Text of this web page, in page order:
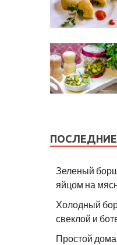
Зеленый
яйцом на
Холодный
свеклой и
Простой